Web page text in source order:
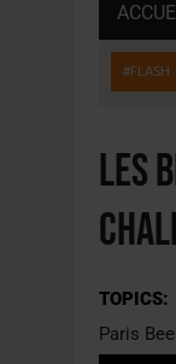
#FLASH
4 AOÛT
4 AOÛT
3 AOÛT
31
Les
TOPICS:
Paris